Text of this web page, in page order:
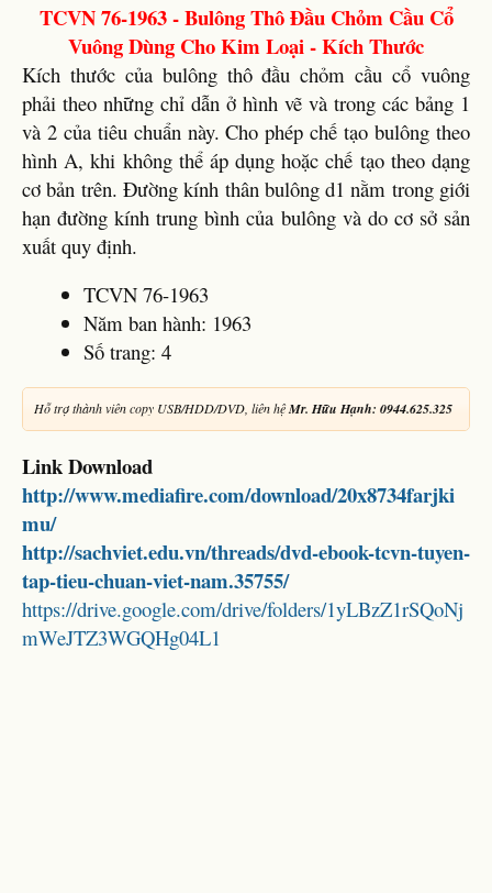
TCVN 76-1963 - Bulông Thô Đầu Chỏm Cầu Cổ
Vuông Dùng Cho Kim Loại - Kích Thước
Kích thước của bulông thô đầu chỏm cầu cổ vuông
phải theo những chỉ dẫn ở hình vẽ và trong các bảng 1
và 2 của tiêu chuẩn này. Cho phép chế tạo bulông theo
hình A, khi không thể áp dụng hoặc chế tạo theo dạng
cơ bản trên. Đường kính thân bulông d1 nằm trong giới
hạn đường kính trung bình của bulông và do cơ sở sản
xuất quy định.
TCVN 76-1963
Năm ban hành: 1963
Số trang: 4
Hỗ trợ thành viên copy USB/HDD/DVD, liên hệMr. Hữu Hạnh: 0944.625.325
Link Download
http://www.mediafire.com/download/20x8734farjki
mu/
http://sachviet.edu.vn/threads/dvd-ebook-tcvn-tuyen-
tap-tieu-chuan-viet-nam.35755/
https://drive.google.com/drive/folders/1yLBzZ1rSQoNj
mWeJTZ3WGQHg04L1